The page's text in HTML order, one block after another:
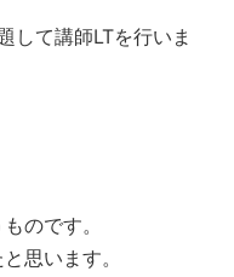
して講師LTを行いま
のです。
思います。